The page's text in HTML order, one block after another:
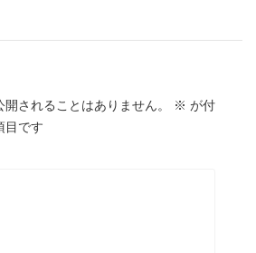
されることはありません。 ※ が付
目です